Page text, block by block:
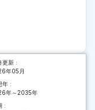
更新 :
年05月
年 :
年～2035年
: